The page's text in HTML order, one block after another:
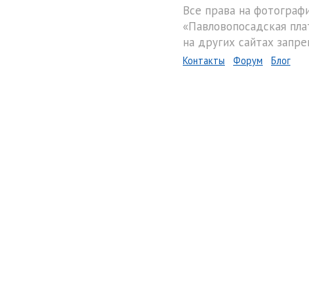
Все права на
«Павловопосадская
на других сайтах
Контакты Форум Блог